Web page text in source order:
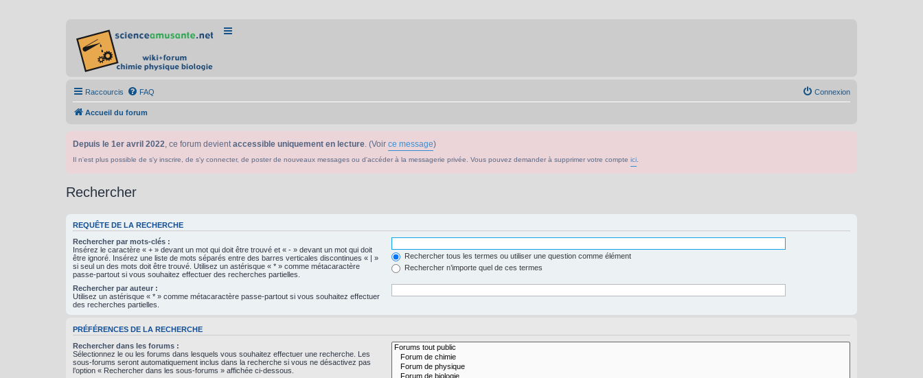
Raccourcis FAQ Connexion
Accueil du forum
Depuis le 1er avril 2022, ce forum devientaccessible uniquement en lecture. (Voir ce message)
Il n'est plus possible de s'y inscrire, de s'y connecter, de poster de nouveaux messages ou d'accéder à la messagerie privée. Vous pouvez demander à supprimer votre compte ici
Rechercher
REQUÊTE DE LA RECHERCHE
Rechercher par mots-clés :
Insérez le caractère « + » devant un mot qui doit être trouvé et « - » devant un mot qui doit
être ignoré. Insérez une liste de mots séparés entre des barres verticales discontinues « | »
si seul un des mots doit être trouvé. Utilisez un astérisque « * » comme métacaractère
passe-partout si vous souhaitez effectuer des recherches partielles.
Rechercher tous les termes ou utiliser une question comme élément
Rechercher n’importe quel de ces termes
Rechercher par auteur :
Utilisez un astérisque « * » comme métacaractère passe-partout si vous souhaitez effectuer
des recherches partielles.
PRÉFÉRENCES DE LA RECHERCHE
Rechercher dans les forums :
Sélectionnez le ou les forums dans lesquels vous souhaitez effectuer une recherche. Les
sous-forums seront automatiquement inclus dans la recherche si vous ne désactivez pas
l’option « Rechercher dans les sous-forums » affichée ci-dessous.